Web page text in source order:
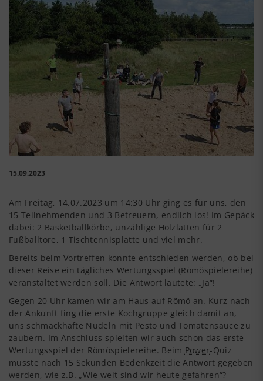
15.09.2023
Am Freitag, 14.07.2023 um 14:30 Uhr ging es für uns, den
15 Teilnehmenden und 3 Betreuern, endlich los! Im Gepäck
dabei: 2 Basketballkörbe, unzählige Holzlatten für 2
Fußballtore, 1 Tischtennisplatte und viel mehr.
Bereits beim Vortreffen konnte entschieden werden, ob bei
dieser Reise ein tägliches Wertungsspiel (Römöspielereihe)
veranstaltet werden soll. Die Antwort lautete: „Ja“!
Gegen 20 Uhr kamen wir am Haus auf Römö an. Kurz nach
der Ankunft fing die erste Kochgruppe gleich damit an,
uns schmackhafte Nudeln mit Pesto und Tomatensauce zu
zaubern. Im Anschluss spielten wir auch schon das erste
Wertungsspiel der Römöspielereihe. Beim Power-Quiz
musste nach 15 Sekunden Bedenkzeit die Antwort gegeben
werden, wie z.B. „Wie weit sind wir heute gefahren“?